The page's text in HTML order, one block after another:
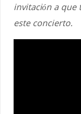
invitación a que
este concierto.